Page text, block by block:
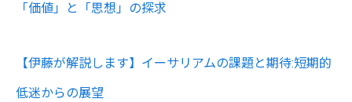
「価値」と「思想」の探求
【伊藤が解説します】イーサリアムの課題と期待:短期的
低迷からの展望